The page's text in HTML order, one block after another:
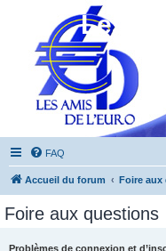
Les
FAQ
Accueil du forum Foire aux
Foire aux questions
Problèmes de connexion et